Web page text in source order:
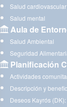
Salud cardiovascular
Salud mental
Aula de
Salud Ambiental
Seguridad
Planificación
Actividades
Descripción y
Deseos Kayrós